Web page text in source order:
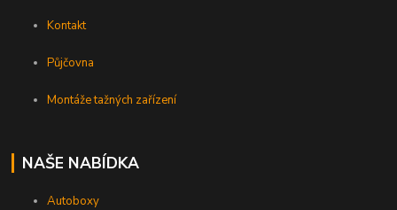
Kontakt
Půjčovna
Montáže tažných zařízení
NAŠE NABÍDKA
Autoboxy